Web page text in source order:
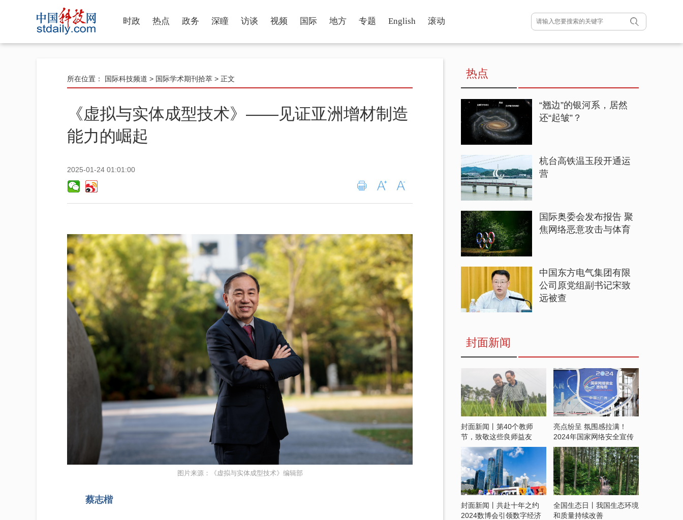
时政 热点 政务 深瞳 访谈 视频 国际 地方 专题 English 滚动
所在位置： 国际科技频道 > 国际学术期刊拾萃 > 正文
《虚拟与实体成型技术》——见证亚洲增材制造
能力的崛起
2025-01-24 01:01:00
图片来源：《虚拟与实体成型技术》编辑部
蔡志楷
热点
“翘边”的银河系，居然
还“起皱”？
杭台高铁温玉段开通运
营
国际奥委会发布报告 聚
焦网络恶意攻击与体育
中国东方电气集团有限
公司原党组副书记宋致
远被查
封面新闻
封面新闻丨第40个教师
节，致敬这些良师益友
亮点纷呈 氛围感拉满！
2024年国家网络安全宣传
周开启
封面新闻丨共赴十年之约
2024数博会引领数字经济
全国生态日丨我国生态环境
和质量持续改善